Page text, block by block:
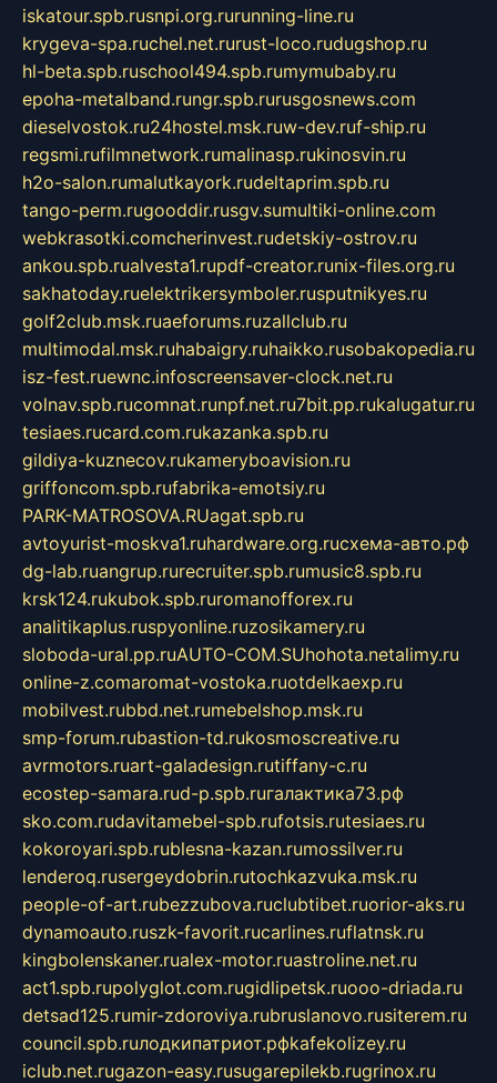
iskatour.spb.rusnpi.org.rurunning-line.ru
krygeva-spa.ruchel.net.rurust-loco.rudugshop.ru
hl-beta.spb.ruschool494.spb.rumymubaby.ru
epoha-metalband.rungr.spb.rurusgosnews.com
dieselvostok.ru24hostel.msk.ruw-dev.ruf-ship.ru
regsmi.rufilmnetwork.rumalinasp.rukinosvin.ru
h2o-salon.rumalutkayork.rudeltaprim.spb.ru
tango-perm.rugooddir.rusgv.sumultiki-online.com
webkrasotki.comcherinvest.rudetskiy-ostrov.ru
ankou.spb.rualvesta1.rupdf-creator.runix-files.org.ru
sakhatoday.ruelektrikersymboler.rusputnikyes.ru
golf2club.msk.ruaeforums.ruzallclub.ru
multimodal.msk.ruhabaigry.ruhaikko.rusobakopedia.ru
isz-fest.ruewnc.infoscreensaver-clock.net.ru
volnav.spb.rucomnat.runpf.net.ru7bit.pp.rukalugatur.ru
tesiaes.rucard.com.rukazanka.spb.ru
gildiya-kuznecov.rukameryboavision.ru
griffoncom.spb.rufabrika-emotsiy.ru
PARK-MATROSOVA.RUagat.spb.ru
avtoyurist-moskva1.ruhardware.org.ruсхема-авто.рф
dg-lab.ruangrup.rurecruiter.spb.rumusic8.spb.ru
krsk124.rukubok.spb.ruromanofforex.ru
analitikaplus.ruspyonline.ruzosikamery.ru
sloboda-ural.pp.ruAUTO-COM.SUhohota.netalimy.ru
online-z.comaromat-vostoka.ruotdelkaexp.ru
mobilvest.rubbd.net.rumebelshop.msk.ru
smp-forum.rubastion-td.rukosmoscreative.ru
avrmotors.ruart-galadesign.rutiffany-c.ru
ecostep-samara.rud-p.spb.ruгалактика73.рф
sko.com.rudavitamebel-spb.rufotsis.rutesiaes.ru
kokoroyari.spb.rublesna-kazan.rumossilver.ru
lenderoq.rusergeydobrin.rutochkazvuka.msk.ru
people-of-art.rubezzubova.ruclubtibet.ruorior-aks.ru
dynamoauto.ruszk-favorit.rucarlines.ruflatnsk.ru
kingbolenskaner.rualex-motor.ruastroline.net.ru
act1.spb.rupolyglot.com.rugidlipetsk.ruooo-driada.ru
detsad125.rumir-zdoroviya.rubruslanovo.rusiterem.ru
council.spb.ruлодкипатриот.рфkafekolizey.ru
iclub.net.rugazon-easy.rusugarepilekb.rugrinox.ru